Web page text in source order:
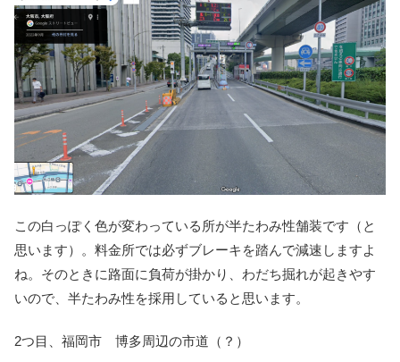
この白っぽく色が変わっている所が半たわみ性舗装です（と
思います）。料金所では必ずブレーキを踏んで減速しますよ
ね。そのときに路面に負荷が掛かり、わだち掘れが起きやす
いので、半たわみ性を採用していると思います。
2つ目、福岡市 博多周辺の市道（？）